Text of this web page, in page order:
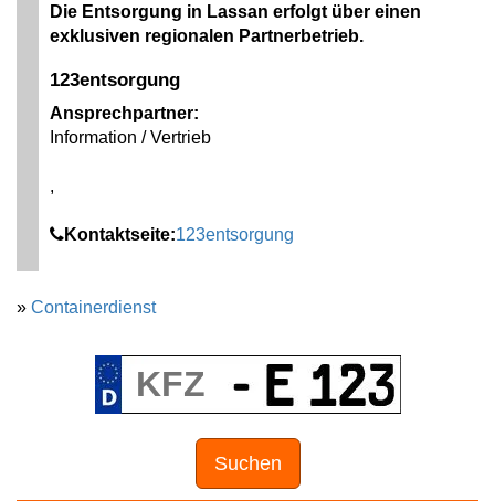
Die Entsorgung in Lassan erfolgt über einen
exklusiven regionalen Partnerbetrieb.
123entsorgung
Ansprechpartner:
Information / Vertrieb
,
Kontaktseite:123entsorgung
» Containerdienst
Suchen